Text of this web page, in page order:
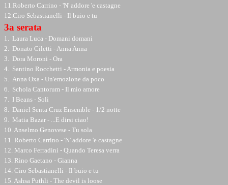
11.Roberto Carrino - 'N' addore 'e castagne
12.Ciro Sebastianelli - Il buio e tu
3a serata
1. Laura Luca - Domani domani
2. Donato Ciletti - Anna Anna
3. Dora Moroni - Ora
4. Santino Rocchetti - Armonia e poesia
5. Anna Oxa - Un'emozione da poco
6. Schola Cantorum - Il mio amore
7. I Beans - Soli
8. Daniel Senta Cruz Ensemble - 1/2 notte
9. Matia Bazar - ...E dirsi ciao!
10. Anselmo Genovese - Tu sola
11. Roberto Carrino - 'N' addore 'e castagne
12. Marco Ferradini - Quando Teresa verra
13. Rino Gaetano - Gianna
14. Ciro Sebastianelli - Il buio e tu
15. Ashsa Puthli - The devil is loose